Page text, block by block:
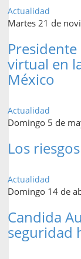
Actualidad
Martes 21 de
virtual en
México
Actualidad
Domingo 5 de
Los
Actualidad
Domingo 14 de
Candida
seguridad